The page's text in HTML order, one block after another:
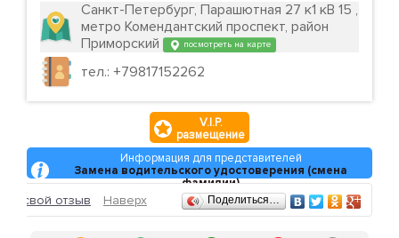
Санкт-Петербург, Парашютная 27 к1 кВ 15 ,
метро Комендантский проспект, район
Приморский
посмотреть на карте
тел.: +79817152262
V.I.P.
размещение
Информация для представителей
Замена водительского удостоверения (смена
фамилии)
Отзывы
свой отзыв Наверх Поделиться…